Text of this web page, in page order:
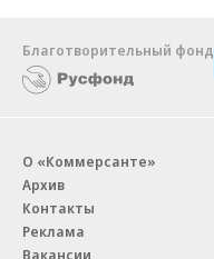
Благотворительный фонд
О «Коммерсанте»
Архив
Контакты
Реклама
Вакансии